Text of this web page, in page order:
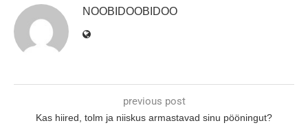
NOOBIDOOBIDOO
previous post
Kas hiired, tolm ja niiskus armastavad sinu pööningut?